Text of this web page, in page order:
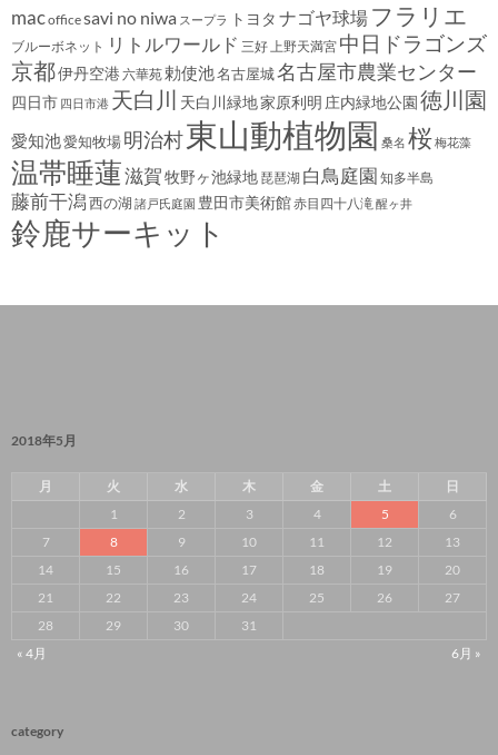
macofficesavi no niwa スープラ トヨタ ナゴヤ球場 フラリエ
ブルーボネット リトルワールド 三好上野天満宮 中日ドラゴンズ
京都伊丹空港 六華苑勅使池名古屋城名古屋市農業センター
四日市 四日市港 天白川 天白川緑地家原利明 庄内緑地公園徳川園
愛知池愛知牧場明治村東山動植物園 桑名 桜梅花藻
温帯睡蓮滋賀牧野ヶ池緑地 琵琶湖 白鳥庭園 知多半島
藤前干潟西の湖 諸戸氏庭園 豊田市美術館赤目四十八滝醒ヶ井
鈴鹿サーキット
2018年5月
月 火 水 木 金 土
日
1
2 3 4 5
6
7
8 9 10 11 12
13
14
15 16 17 18 19
20
21
22 23 24 25 26
27
28
29 30
31
« 4月
6月 »
category